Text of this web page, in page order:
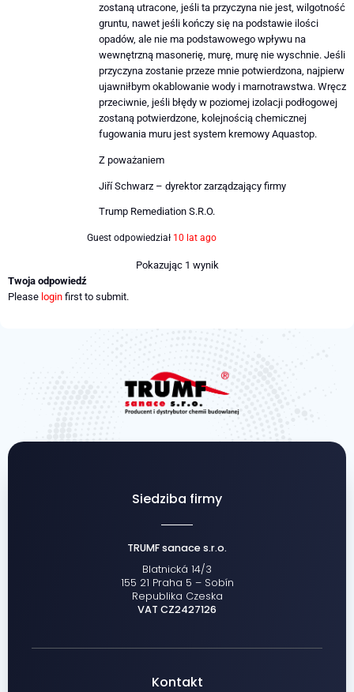
zostaną utracone, jeśli ta przyczyna nie jest, wilgotność
gruntu, nawet jeśli kończy się na podstawie ilości
opadów, ale nie ma podstawowego wpływu na
wewnętrzną masonerię, murę, murę nie wyschnie. Jeśli
przyczyna zostanie przeze mnie potwierdzona, najpierw
ujawniłbym okablowanie wody i marnotrawstwa. Wręcz
przeciwnie, jeśli błędy w poziomej izolacji podłogowej
zostaną potwierdzone, kolejnością chemicznej
fugowania muru jest system kremowy Aquastop.
Z poważaniem
Jiří Schwarz – dyrektor zarządzający firmy
Trump Remediation S.R.O.
Guestodpowiedział 10 lat ago
Pokazując 1 wynik
Twoja odpowiedź
Please login first to submit.
Siedziba firmy
TRUMF sanace s.r.o.
Blatnická 14/3
155 21 Praha 5 – Sobín
Republika Czeska
VAT CZ2427126
Kontakt